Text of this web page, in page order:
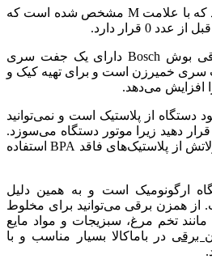
عملکرد توربو نیز دارد که با علامت M مشخص شده است که
قرار دارد.
همزن برقی بوش Bosch دارای یک جفت سری
خمیرزن است و برای تهیه کیک و
می‌دهد.
دستگاه از پلاستیک است و نمی‌توانید
دهید زیرا موتور دستگاه می‌سوزد.
بوش در ساخت تمام محصولاتش از پلاستیک‌های فاقد BPA استفاده
ارگونومیک است و به همین دلیل
از همزن برقی می‌توانید برای مخلوط
مانند تخم مرغ، سبزیجات و مواد مایع
برقی در باماکالا بسیار مناسب و با